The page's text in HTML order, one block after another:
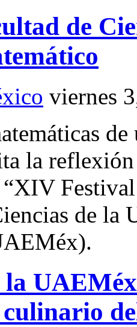
de
viernes
la
de la